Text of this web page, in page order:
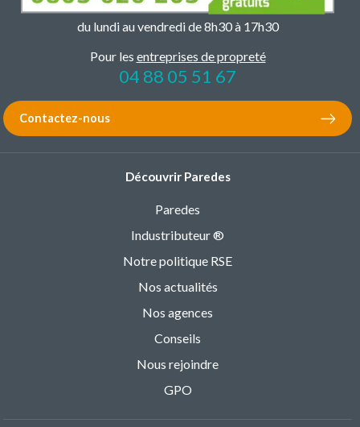
du lundi au vendredi de 8h30 à 17h30
Pour les entreprises de propreté
04 88 05 51 67
Contactez-nous
Découvrir Paredes
Paredes
Industributeur ®
Notre politique RSE
Nos actualités
Nos agences
Conseils
Nous rejoindre
GPO